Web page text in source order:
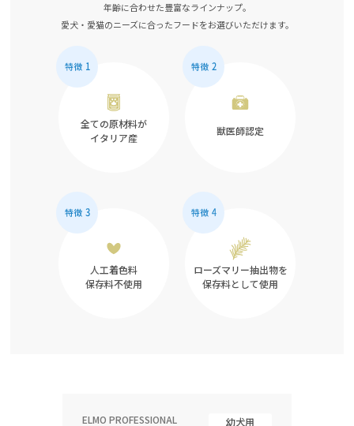
年齢に合わせた豊富なラインナップ。
愛犬・愛猫のニーズに合ったフードをお選びいただけます。
全ての原材料が
イタリア産
獣医師認定
人工着色料
保存料不使用
ローズマリー抽出物を
保存料として使用
ELMO PROFESSIONAL 幼犬用